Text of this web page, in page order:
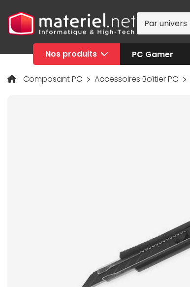
Par univers
Nos produits PC Gamer
Composant PC Accessoires Boîtier PC